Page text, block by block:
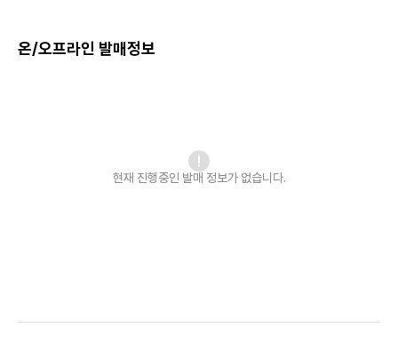
온/오프라인 발매정보
현재 진행중인 발매 정보가 없습니다.